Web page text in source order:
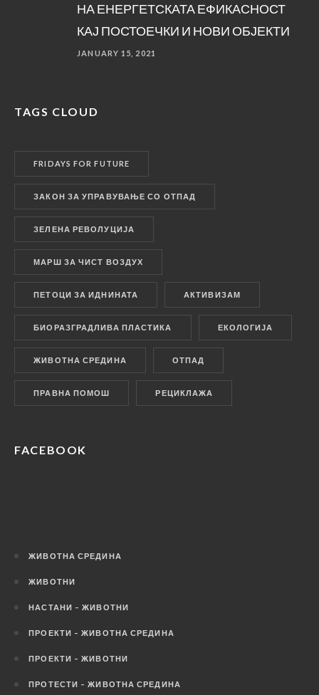
НА ЕНЕРГЕТСКАТА ЕФИКАСНОСТ
КАЈ ПОСТОЕЧКИ И НОВИ ОБЈЕКТИ
JANUARY 15, 2021
TAGS CLOUD
FRIDAYS FOR FUTURE
ЗАКОН ЗА УПРАВУВАЊЕ СО ОТПАД
ЗЕЛЕНА РЕВОЛУЦИЈА
МАРШ ЗА ЧИСТ ВОЗДУХ
ПЕТОЦИ ЗА ИДНИНАТА АКТИВИЗАМ
БИОРАЗГРАДЛИВА ПЛАСТИКА ЕКОЛОГИЈА
ЖИВОТНА СРЕДИНА ОТПАД
ПРАВНА ПОМОШ РЕЦИКЛАЖА
FACEBOOK
ЖИВОТНА СРЕДИНА
ЖИВОТНИ
НАСТАНИ – ЖИВОТНИ
ПРОЕКТИ – ЖИВОТНА СРЕДИНА
ПРОЕКТИ – ЖИВОТНИ
ПРОТЕСТИ – ЖИВОТНА СРЕДИНА